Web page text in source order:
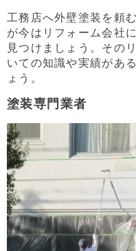
工務店へ外壁塗装を頼
が今はリフォーム会社
見つけましょう。その
いての知識や実績があ
ょう。
塗装専門業者